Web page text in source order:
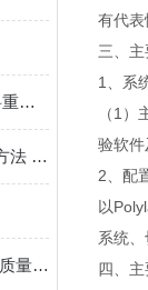
GBT23642-2009电气绝缘材料重复性冲击试验
GB 4074[1].17-83漆包线试验方法 击穿电压试验－圆线
模拟尘境：防尘试验箱在产品质量保证中的关键作用
有代表
三、
1、系
（1
验软
2、配
以
系统
四、